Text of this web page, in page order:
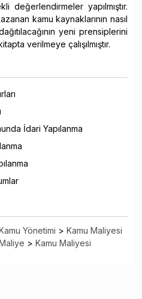
değerlendirmeler yapılmıştır.
kamu kaynaklarının nasıl
yeni prensiplerini
verilmeye çalışılmıştır.
İdari Yapılanma
Yönetimi > Kamu Maliyesi
> Kamu Maliyesi